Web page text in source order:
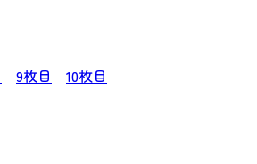
9枚目 10枚目